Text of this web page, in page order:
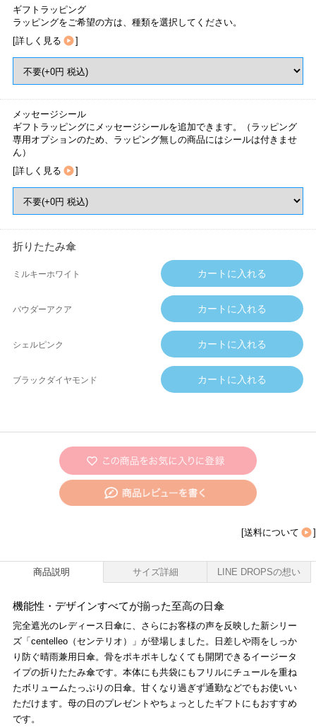
ギフトラッピング
ラッピングをご希望の方は、種類を選択してください。
[詳しく見る ]
メッセージシール
ギフトラッピングにメッセージシールを追加できます。（ラッピング
専用オプションのため、ラッピング無しの商品にはシールは付きませ
ん）
[詳しく見る ]
折りたたみ傘
ミルキーホワイト
パウダーアクア
シェルピンク
ブラックダイヤモンド
[送料について ]
商品説明 サイズ詳細 LINE DROPSの想い
機能性・デザインすべてが揃った至高の日傘
完全遮光のレディース日傘に、さらにお客様の声を反映した新シリー
ズ「centelleo（センテリオ）」が登場しました。日差しや雨をしっか
り防ぐ晴雨兼用日傘。骨をポキポキしなくても開閉できるイージータ
イプの折りたたみ傘です。本体にも共袋にもフリルにチュールを重ね
たボリュームたっぷりの日傘。甘くなり過ぎず通勤などでもお使いい
ただけます。母の日のプレゼントやちょっとしたギフトにもおすすめ
です。